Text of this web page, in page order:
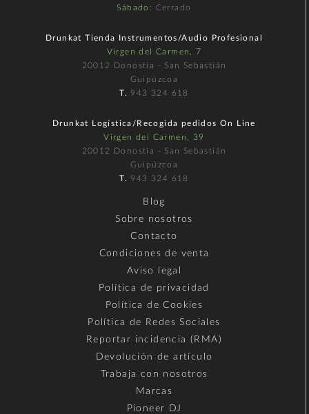
Sábado : Cerrado
Drunkat Tienda Instrumentos/Audio Profesional
Virgen del Carmen, 7
20012 Donostia - San Sebastián
Guipúzcoa
T. 943 324 618
Drunkat Logística/Recogida pedidos On Line
Virgen del Carmen, 39
20012 Donostia - San Sebastián
Guipúzcoa
T. 943 324 618
Blog
Sobre nosotros
Contacto
Condiciones de venta
Aviso legal
Política de privacidad
Política de Cookies
Política de Redes Sociales
Reportar incidencia (RMA)
Devolución de artículo
Trabaja con nosotros
Marcas
Pioneer DJ